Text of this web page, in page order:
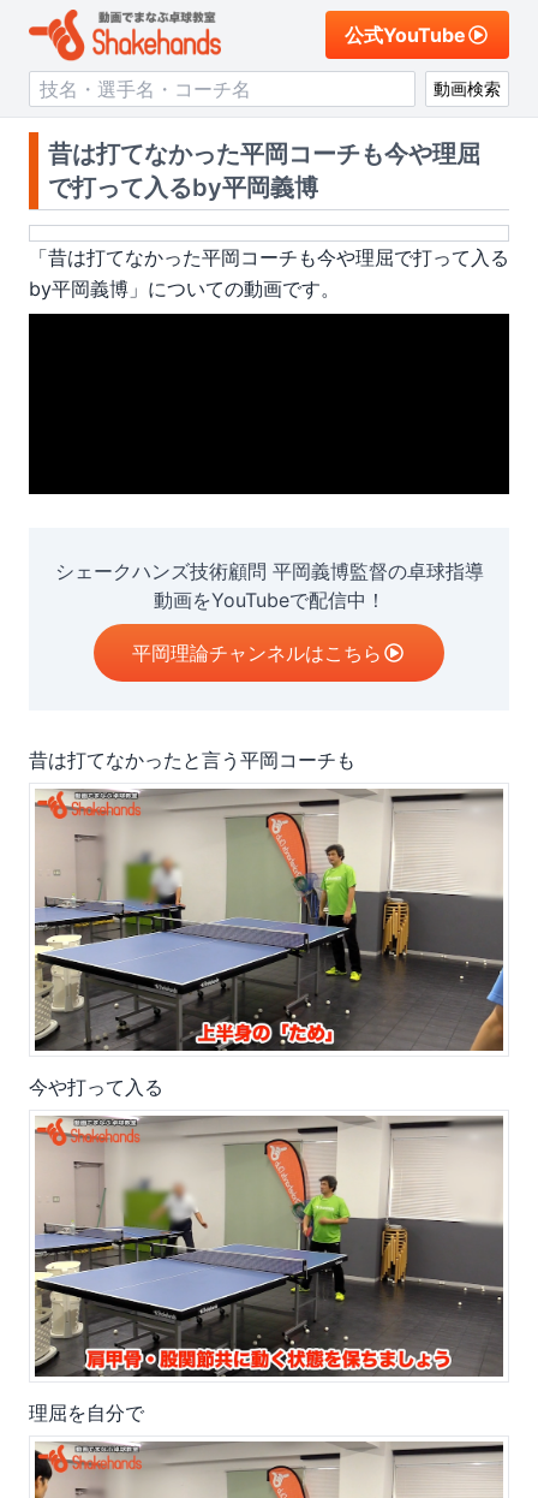
公式YouTube
動画検索
昔は打てなかった平岡コーチも今や理屈
で打って入るby平岡義博
「昔は打てなかった平岡コーチも今や理屈で打って入る
by平岡義博 」についての動画です。
シェークハンズ技術顧問 平岡義博監督の卓球指導
動画をYouTubeで配信中！
平岡理論チャンネルはこちら
昔は打てなかったと言う平岡コーチも
今や打って入る
理屈を自分で